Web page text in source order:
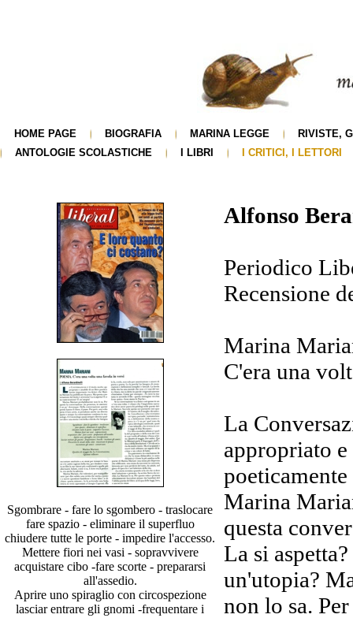
HOME PAGE BIOGRAFIA MARINA LEGGE
RIVISTE,
ANTOLOGIE SCOLASTICHE
I LIBRI I CRITICI, I LETTORI
Sgombrare - fare lo sgombero - traslocare
fare spazio - eliminare il superfluo
chiudere tutte le porte - impedire l'accesso.
Mettere fiori nei vasi - sopravvivere
acquistare cibo -fare scorte - prepararsi
all'assedio.
Aprire uno spiraglio con circospezione
lasciar entrare gli gnomi -frequentare i
Alfonso
Periodico
Recensione
Marina
C'era una
La
appropriato
Marina
questa
La si
un'utopia?
non lo sa.